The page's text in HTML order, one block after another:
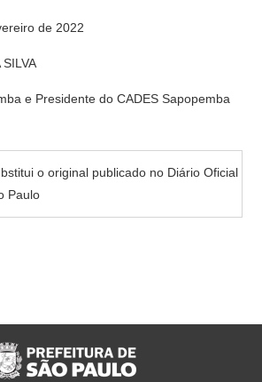
de 2022
e Presidente do CADES Sapopemba
o original publicado no Diário Oficial
Paulo